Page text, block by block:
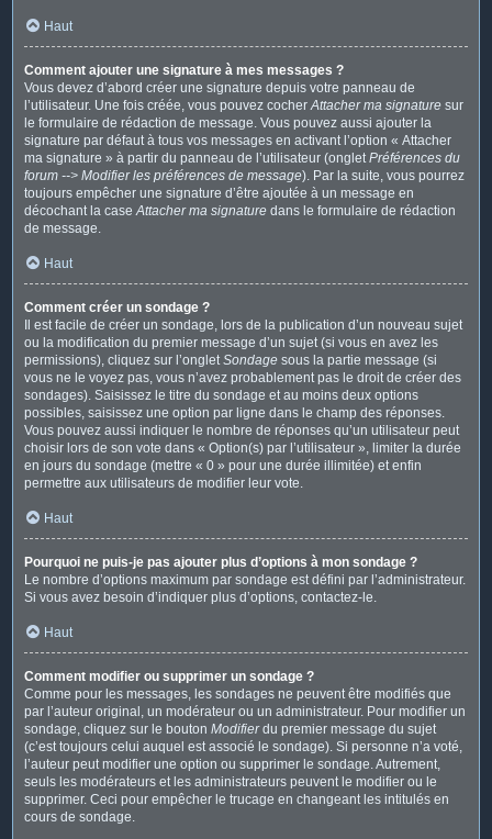
Haut
Comment ajouter une signature à mes messages ?
Vous devez d’abord créer une signature depuis votre panneau de
l’utilisateur. Une fois créée, vous pouvez cocherAttacher ma signature sur
le formulaire de rédaction de message. Vous pouvez aussi ajouter la
signature par défaut à tous vos messages en activant l’option « Attacher
ma signature » à partir du panneau de l’utilisateur (ongletPréférences du
forum --> Modifier les préférences de message). Par la suite, vous pourrez
toujours empêcher une signature d’être ajoutée à un message en
décochant la caseAttacher ma signature dans le formulaire de rédaction
de message.
Haut
Comment créer un sondage ?
Il est facile de créer un sondage, lors de la publication d’un nouveau sujet
ou la modification du premier message d’un sujet (si vous en avez les
permissions), cliquez sur l’ongletSondage sous la partie message (si
vous ne le voyez pas, vous n’avez probablement pas le droit de créer des
sondages). Saisissez le titre du sondage et au moins deux options
possibles, saisissez une option par ligne dans le champ des réponses.
Vous pouvez aussi indiquer le nombre de réponses qu’un utilisateur peut
choisir lors de son vote dans « Option(s) par l’utilisateur », limiter la durée
en jours du sondage (mettre « 0 » pour une durée illimitée) et enfin
permettre aux utilisateurs de modifier leur vote.
Haut
Pourquoi ne puis-je pas ajouter plus d’options à mon sondage ?
Le nombre d’options maximum par sondage est défini par l’administrateur.
Si vous avez besoin d’indiquer plus d’options, contactez-le.
Haut
Comment modifier ou supprimer un sondage ?
Comme pour les messages, les sondages ne peuvent être modifiés que
par l’auteur original, un modérateur ou un administrateur. Pour modifier un
sondage, cliquez sur le bouton Modifierdu premier message du sujet
(c’est toujours celui auquel est associé le sondage). Si personne n’a voté,
l’auteur peut modifier une option ou supprimer le sondage. Autrement,
seuls les modérateurs et les administrateurs peuvent le modifier ou le
supprimer. Ceci pour empêcher le trucage en changeant les intitulés en
cours de sondage.